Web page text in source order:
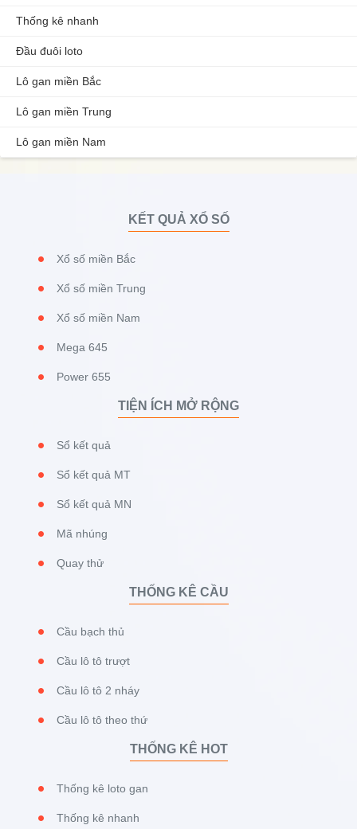
Thống kê nhanh
Đầu đuôi loto
Lô gan miền Bắc
Lô gan miền Trung
Lô gan miền Nam
KẾT QUẢ XỔ SỐ
Xổ số miền Bắc
Xổ số miền Trung
Xổ số miền Nam
Mega 645
Power 655
TIỆN ÍCH MỞ RỘNG
Sổ kết quả
Sổ kết quả MT
Sổ kết quả MN
Mã nhúng
Quay thử
THỐNG KÊ CẦU
Cầu bạch thủ
Cầu lô tô trượt
Cầu lô tô 2 nháy
Cầu lô tô theo thứ
THỐNG KÊ HOT
Thống kê loto gan
Thống kê nhanh